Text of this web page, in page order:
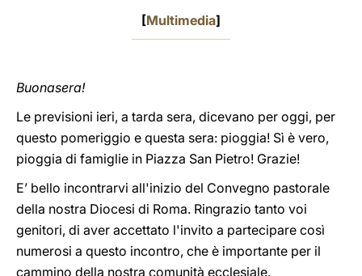
[Multimedia]
Buonasera!
Le previsioni ieri, a tarda sera, dicevano per oggi, per
questo pomeriggio e questa sera: pioggia! Sì è vero,
pioggia di famiglie in Piazza San Pietro! Grazie!
E’ bello incontrarvi all'inizio del Convegno pastorale
della nostra Diocesi di Roma. Ringrazio tanto voi
genitori, di aver accettato l'invito a partecipare così
numerosi a questo incontro, che è importante per il
cammino della nostra comunità ecclesiale.